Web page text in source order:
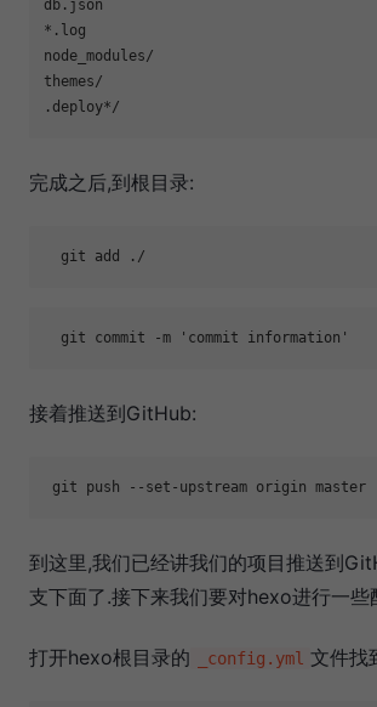
db.json
*.log
node_modules/
themes/
完成之后,到根目录:
  git commit -m
'commit information'
接着推送到GitHub:
到这里,我们已经讲我们的项目推送到
支下面了.接下来我们要对hexo进行一些
打开hexo根目录的 _config.yml 文件找